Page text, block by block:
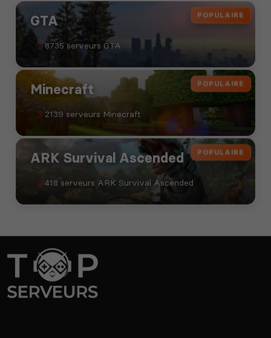
POPULAIRE
GTA
8735 serveurs GTA
POPULAIRE
Minecraft
2139 serveurs Minecraft
POPULAIRE
ARK Survival Ascended
418 serveurs ARK Survival Ascended